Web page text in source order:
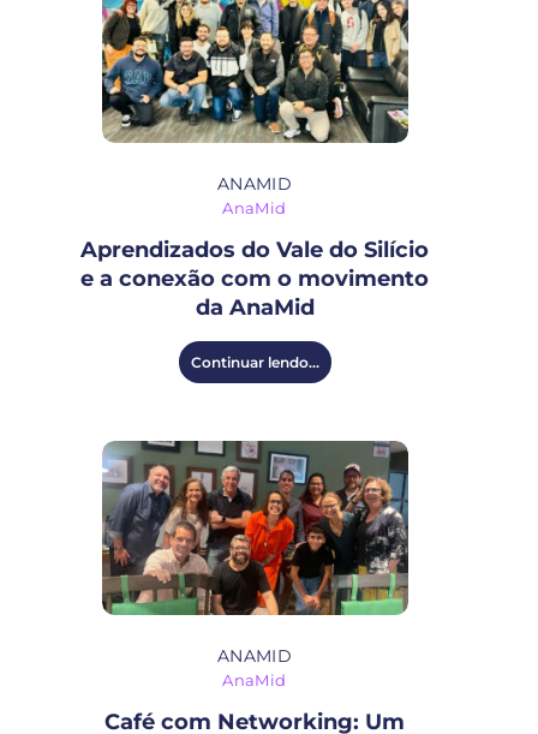
ANAMID
AnaMid
Aprendizados do Vale do Silício
e a conexão com o movimento
da AnaMid
Continuar lendo...
ANAMID
AnaMid
Café com Networking: Um